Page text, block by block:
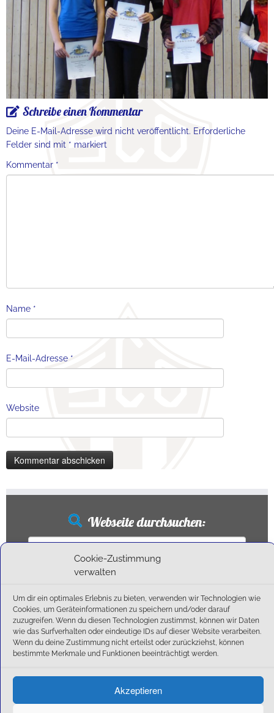
Cookie-Zustimmung
verwalten
Um dir ein optimales Erlebnis zu bieten, verwenden wir Technologien wie
Cookies, um Geräteinformationen zu speichern und/oder darauf
zuzugreifen. Wenn du diesen Technologien zustimmst, können wir Daten
wie das Surfverhalten oder eindeutige IDs auf dieser Website verarbeiten.
Wenn du deine Zustimmung nicht erteilst oder zurückziehst, können
bestimmte Merkmale und Funktionen beeinträchtigt werden.
Akzeptieren
Schreibe einen Kommentar
Deine E-Mail-Adresse wird nicht veröffentlicht. Erforderliche
Felder sind mit * markiert
Kommentar *
Name *
E-Mail-Adresse *
Website
Webseite durchsuchen:
Suchen
Neueste Beiträge
Ballschule erweitert!
6:1-Triumph im Heimfinale: Der SC Olching schießt sich zurück in die Landesliga!
Außensaison 2025
Start am 01. September!